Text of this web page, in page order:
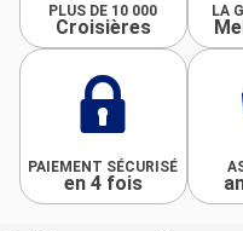
PLUS DE 10 000
Croisières
LA
PAIEMENT SÉCURISÉ
en 4 fois